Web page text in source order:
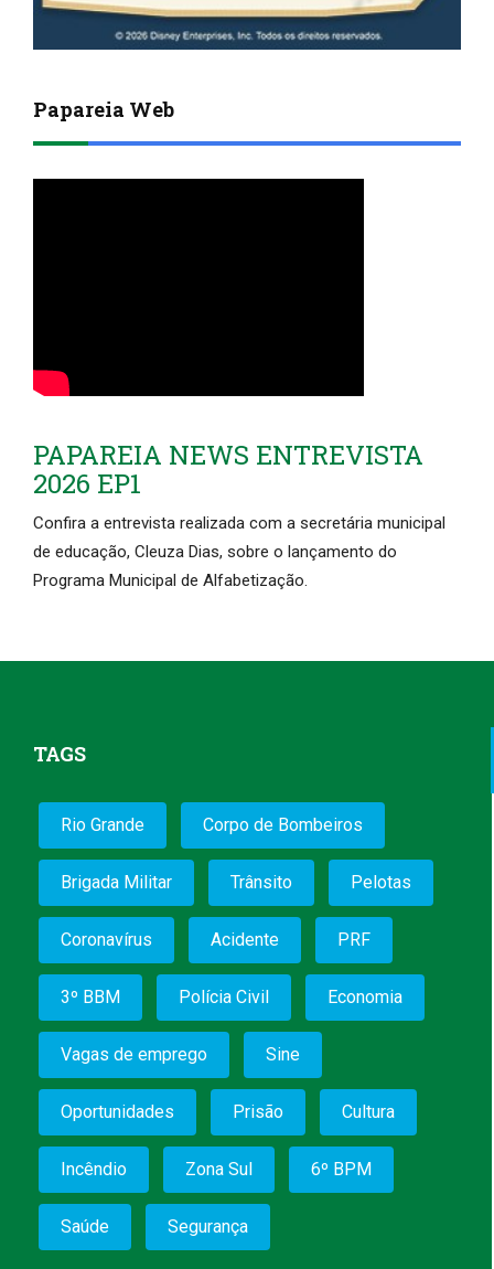
Papareia Web
PAPAREIA NEWS ENTREVISTA
2026 EP1
Confira a entrevista realizada com a secretária municipal
de educação, Cleuza Dias, sobre o lançamento do
Programa Municipal de Alfabetização.
TAGS
Rio Grande Corpo de Bombeiros
Brigada Militar Trânsito Pelotas
Coronavírus Acidente PRF
3º BBM Polícia Civil Economia
Vagas de emprego Sine
Oportunidades Prisão Cultura
Incêndio Zona Sul 6º BPM
Saúde Segurança